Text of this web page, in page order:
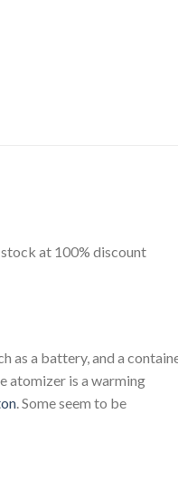
at 100% discount
as a battery, and a
atomizer is a warming
. Some seem to be